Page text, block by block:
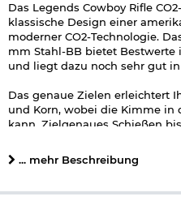
Das Legends Cowboy Rifle
klassische Design einer
moderner CO2-Technologie.
mm Stahl-BB bietet Bestwerte
und liegt dazu noch sehr gut
Das genaue Zielen erleichtert
und Korn, wobei die Kimme in
kann. Zielgenaues Schießen
Das Laden und Spannen des
Original-Vorbild:
Laden Sie jede Hülse
... mehr Beschreibung